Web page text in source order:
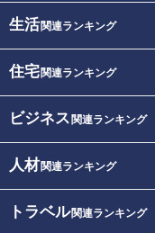
生活関連ランキング
住宅関連ランキング
ビジネス 関連ランキング
人材関連ランキング
トラベル関連ランキング